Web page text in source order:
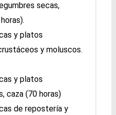
secas,
y platos
y moluscos.
y platos
caza (70 horas)
de repostería y